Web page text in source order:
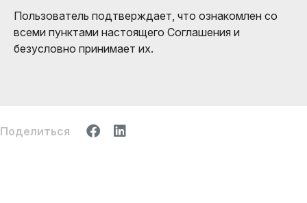
Пользователь подтверждает, что ознакомлен со
всеми пунктами настоящего Соглашения и
безусловно принимает их.
Поделиться